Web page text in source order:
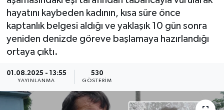
hayatını kaybeden kadının, kısa süre önce
kaptanlık belgesi aldığı ve yaklaşık 10 gün sonra
yeniden denizde göreve başlamaya hazırlandığı
ortaya çıktı.
01.08.2025 - 13:55
YAYINLANMA
530
GÖSTERIM
KÜLTÜR SANAT
YAŞAM
LIFE
SARIGÖL
SARUHANLI
SELENDİ
KIRKAĞAÇ
KÖPRÜBAŞI
KULA
SALİHLİ
SARIGÖL
EKONOMİ
EĞİTİM
KÜLTÜR SANAT
SPOR